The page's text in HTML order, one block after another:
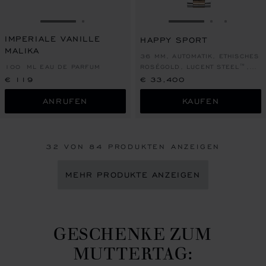
ZUR FOLIE GEHEN 1
ZUR FOLIE GEHEN 2
IMPERIALE VANILLE
MALIKA
100 ML EAU DE PARFUM
€ 119
ANRUFEN
ZUR FOLIE
HAPPY SPORT
36 MM, AUTOMATIK, ETHISCHES
ROSÉGOLD, LUCENT STEEL™,
DIAMANTEN
€ 33,400
KAUFEN
32 VON 84 PRODUKTEN ANZEIGEN
MEHR PRODUKTE ANZEIGEN
GESCHENKE ZUM
MUTTERTAG: